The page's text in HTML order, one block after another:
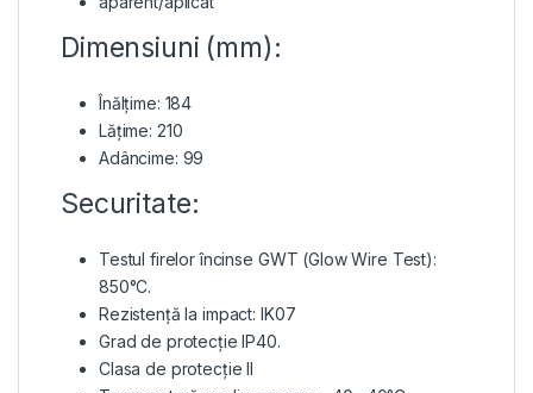
Dimensiuni (mm):
Înălțime: 184
Lățime: 210
Adâncime: 99
Securitate:
Testul firelor încinse GWT (Glow Wire Test):
850°C.
Rezistență la impact: IK07
Grad de protecție IP40.
Clasa de protecție II